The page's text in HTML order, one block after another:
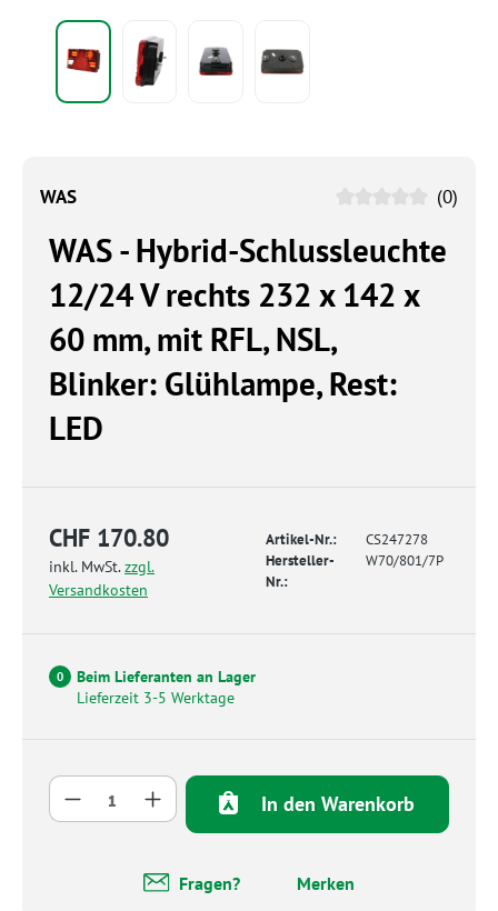
WAS (0)
WAS - Hybrid-Schlussleuchte
12/24 V rechts 232 x 142 x
60 mm, mit RFL, NSL,
Blinker: Glühlampe, Rest:
LED
CHF 170.80
inkl. MwSt.zzgl.
Versandkosten
Artikel-Nr.:
CS247278
Hersteller-
Nr.:
W70/801/7P
0
Beim Lieferanten an Lager
Lieferzeit 3-5 Werktage
Produkt Anzahl: Gib den gewünschten
In den Warenkorb
Fragen? Merken